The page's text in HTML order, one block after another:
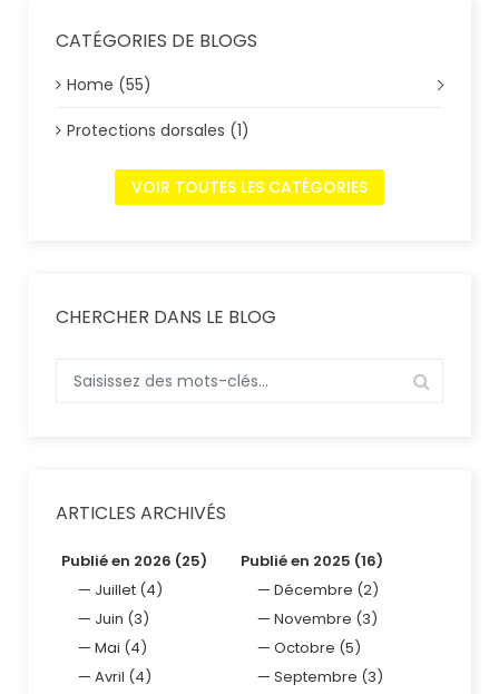
CATÉGORIES DE BLOGS
Home (55)
Protections dorsales (1)
VOIR TOUTES LES CATÉGORIES
CHERCHER DANS LE BLOG
ARTICLES ARCHIVÉS
Publié en 2026 (25)
Juillet (4)
Juin (3)
Mai (4)
Avril (4)
Publié en 2025 (16)
Décembre (2)
Novembre (3)
Octobre (5)
Septembre (3)